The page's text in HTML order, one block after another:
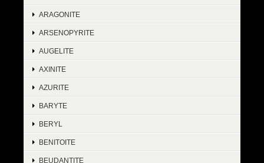
ARAGONITE
ARSENOPYRITE
AUGELITE
AXINITE
AZURITE
BARYTE
BERYL
BENITOITE
BEUDANTITE